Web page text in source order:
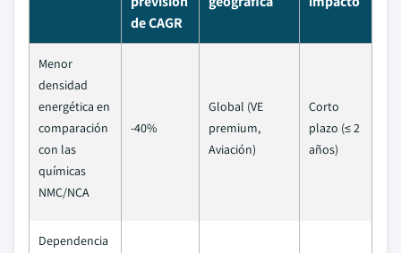
de CAGR
Menor
densidad
energética en
comparación
con las
químicas
NMC/NCA
-40%
Global (VE
premium,
Aviación)
Corto
plazo (≤ 2
años)
Dependencia